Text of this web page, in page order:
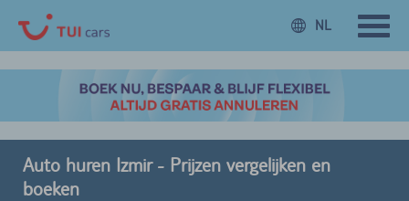
NL
Auto huren Izmir - Prijzen vergelijken en
boeken